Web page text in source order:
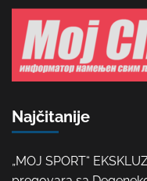
Najčitanije
„MOJ SPORT“